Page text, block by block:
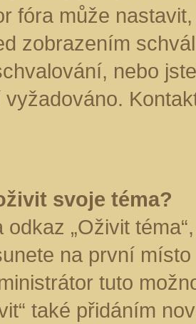
fóra může
zobrazením
nebo
svoje téma?
odkaz „Oživit
na první
tuto
také přidáním